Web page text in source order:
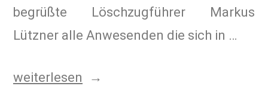
begrüßte Löschzugführer Markus
Lützner alle Anwesenden die sich in …
weiterlesen